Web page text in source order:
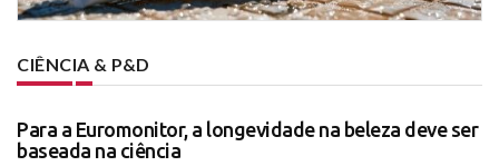
CIÊNCIA & P&D
Para a Euromonitor, a longevidade na beleza deve ser
baseada na ciência